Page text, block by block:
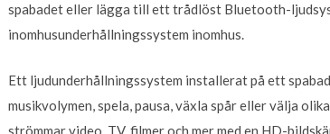
spabadet eller lägga till ett trådlöst Bluetooth-
inomhusunderhållningssystem inomhus.
Ett ljudunderhållningssystem installerat på ett
musikvolymen, spela, pausa, växla spår eller välja
strömmar video, TV, filmer och mer med en HD-